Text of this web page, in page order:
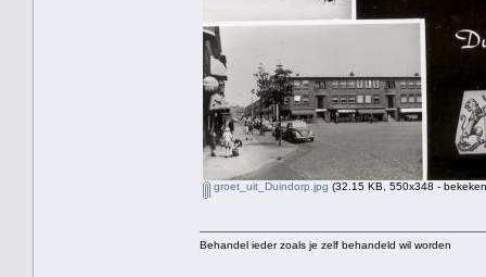
groet_uit_Duindorp.jpg (32.15 KB, 550x348 -
Behandel ieder zoals je zelf behandeld wil worden